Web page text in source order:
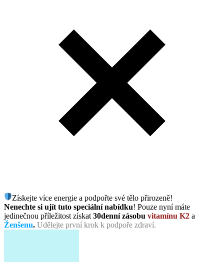
Získejte více energie a podpořte své tělo přirozeně!
Nenechte si ujít tuto speciální nabídku! Pouze nyní máte
jedinečnou příležitost získat 30denní zásobu vitamínu K2 a
Ženšenu. Udělejte první krok k podpoře zdraví.